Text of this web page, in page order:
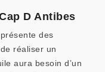
D Antibes
des
réaliser un
aura besoin d’un